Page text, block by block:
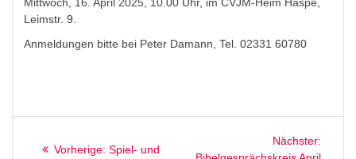
Leimstr. 9.
Anmeldungen bitte bei Peter Damann, Tel. 02331 60780
Vorherige: Vorheriger
Spiel- und
Nächster: